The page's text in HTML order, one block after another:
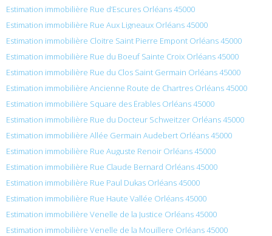
Estimation immobilière Rue d’Escures Orléans 45000
Estimation immobilière Rue Aux Ligneaux Orléans 45000
Estimation immobilière Cloitre Saint Pierre Empont Orléans 45000
Estimation immobilière Rue du Boeuf Sainte Croix Orléans 45000
Estimation immobilière Rue du Clos Saint Germain Orléans 45000
Estimation immobilière Ancienne Route de Chartres Orléans 45000
Estimation immobilière Square des Érables Orléans 45000
Estimation immobilière Rue du Docteur Schweitzer Orléans 45000
Estimation immobilière Allée Germain Audebert Orléans 45000
Estimation immobilière Rue Auguste Renoir Orléans 45000
Estimation immobilière Rue Claude Bernard Orléans 45000
Estimation immobilière Rue Paul Dukas Orléans 45000
Estimation immobilière Rue Haute Vallée Orléans 45000
Estimation immobilière Venelle de la Justice Orléans 45000
Estimation immobilière Venelle de la Mouillere Orléans 45000